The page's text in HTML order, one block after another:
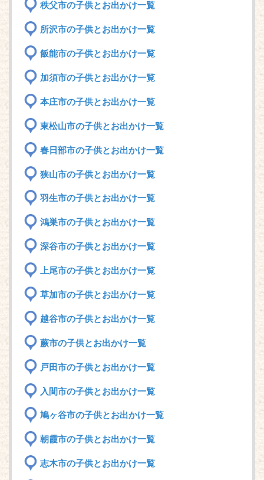
秩父市の子供とお出かけ一覧
所沢市の子供とお出かけ一覧
飯能市の子供とお出かけ一覧
加須市の子供とお出かけ一覧
本庄市の子供とお出かけ一覧
東松山市の子供とお出かけ一覧
春日部市の子供とお出かけ一覧
狭山市の子供とお出かけ一覧
羽生市の子供とお出かけ一覧
鴻巣市の子供とお出かけ一覧
深谷市の子供とお出かけ一覧
上尾市の子供とお出かけ一覧
草加市の子供とお出かけ一覧
越谷市の子供とお出かけ一覧
蕨市の子供とお出かけ一覧
戸田市の子供とお出かけ一覧
入間市の子供とお出かけ一覧
鳩ヶ谷市の子供とお出かけ一覧
朝霞市の子供とお出かけ一覧
志木市の子供とお出かけ一覧